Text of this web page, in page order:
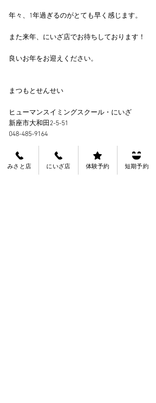
年々、1年過ぎるのがとても早く感じます。
また来年、にいざ店でお待ちしております！
良いお年をお迎えください。
まつもとせんせい
ヒューマンスイミングスクール・にいざ
新座市大和田2-5-51
048-485-9164
みさと店 にいざ店 体験予約 短期予約